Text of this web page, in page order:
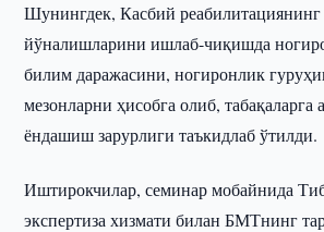
Шунингдек, Касбий реабилитациянинг
йўналишларини ишлаб-чиқишда
билим даражасини, ногиронлик
мезонларни ҳисобга олиб, табақаларга
ёндашиш зарурлиги таъкидлаб ўтилди.
Иштирокчилар, семинар мобайнида
экспертиза хизмати билан БМТнинг